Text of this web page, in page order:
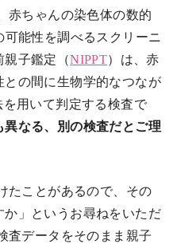
赤ちゃんの染色体の数的
能性を調べるスクリーニ
親子鑑定（NIPPT）は、赤
の間に生物学的なつなが
用いて判定する検査で
なる、別の検査だとご理
たことがあるので、その
」というお尋ねをいただ
査データをそのまま親子